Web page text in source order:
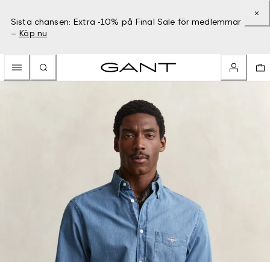
Sista chansen: Extra -10% på Final Sale för medlemmar
– Köp nu